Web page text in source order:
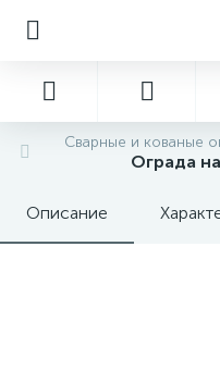
Сварные и кованые
Ограда
Описание